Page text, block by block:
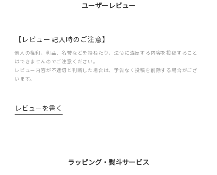
ユーザーレビュー
【レビュー記入時のご注意】
他人の権利、利益、名誉などを損ねたり、法令に違反する内容を投稿すること
はできませんのでご注意ください。
レビュー内容が不適切と判断した場合は、予告なく投稿を削除する場合がござ
います。
レビューを書く
ラッピング・熨斗サービス